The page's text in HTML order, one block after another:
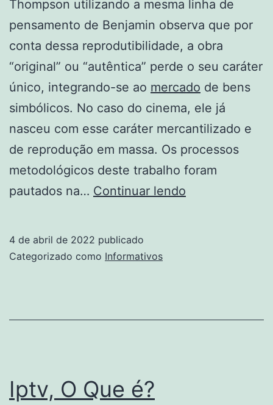
Thompson utilizando a mesma linha de
pensamento de Benjamin observa que por
conta dessa reprodutibilidade, a obra
“original” ou “autêntica” perde o seu caráter
único, integrando-se ao mercado de bens
simbólicos. No caso do cinema, ele já
nasceu com esse caráter mercantilizado e
de reprodução em massa. Os processos
metodológicos deste trabalho foram
pautados na… Continuar lendo
4 de abril de 2022 publicado
Categorizado como Informativos
Iptv, O Que é?